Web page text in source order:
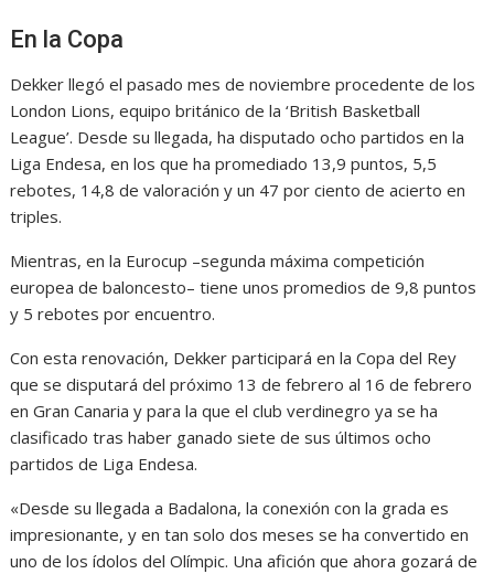
En la Copa
Dekker llegó el pasado mes de noviembre procedente de los
London Lions, equipo británico de la ‘British Basketball
League’. Desde su llegada, ha disputado ocho partidos en la
Liga Endesa, en los que ha promediado 13,9 puntos, 5,5
rebotes, 14,8 de valoración y un 47 por ciento de acierto en
triples.
Mientras, en la Eurocup –segunda máxima competición
europea de baloncesto– tiene unos promedios de 9,8 puntos
y 5 rebotes por encuentro.
Con esta renovación, Dekker participará en la Copa del Rey
que se disputará del próximo 13 de febrero al 16 de febrero
en Gran Canaria y para la que el club verdinegro ya se ha
clasificado tras haber ganado siete de sus últimos ocho
partidos de Liga Endesa.
«Desde su llegada a Badalona, la conexión con la grada es
impresionante, y en tan solo dos meses se ha convertido en
uno de los ídolos del Olímpic. Una afición que ahora gozará de